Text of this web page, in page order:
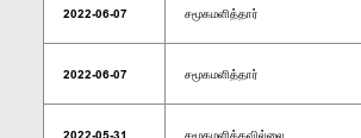
2022-06-07 சமூகமளித்தார்
2022-06-07 சமூகமளித்தார்
2022-05-31 சமூகமளிக்கவில்லை